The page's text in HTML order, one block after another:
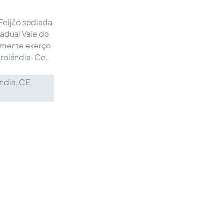
sediada
Vale do
exerço
Ce.
CE,